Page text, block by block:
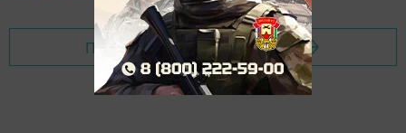
Перейти на страницу новости